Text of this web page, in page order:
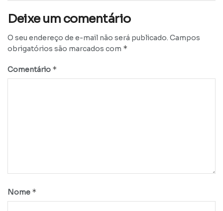
Deixe um comentário
O seu endereço de e-mail não será publicado. Campos
obrigatórios são marcados com *
Comentário *
Nome *